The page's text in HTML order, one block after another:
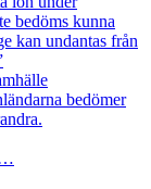
bedöms kunna
kan undantas från
bedömer